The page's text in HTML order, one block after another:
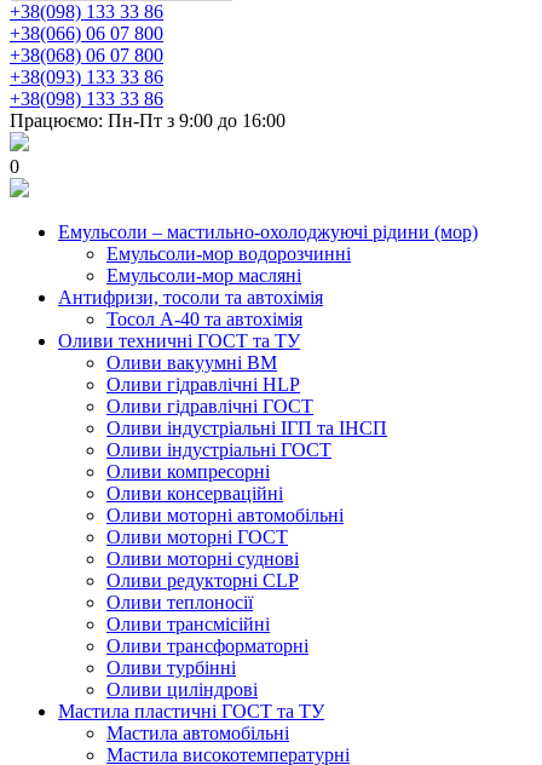
+38(098) 133 33 86
+38(066) 06 07 800
+38(068) 06 07 800
+38(093) 133 33 86
+38(098) 133 33 86
Працюємо: Пн-Пт з 9:00 до 16:00
0
Емульсоли – мастильно-охолоджуючі рідини (мор)
Емульсоли-мор водорозчинні
Емульсоли-мор масляні
Антифризи, тосоли та автохімія
Тосол А-40 та автохімія
Оливи техничні ГОСТ та ТУ
Оливи вакуумні ВМ
Оливи гідравлічні HLP
Оливи гідравлічні ГОСТ
Оливи індустріальні ІГП та ІНСП
Оливи індустріальні ГОСТ
Оливи компресорні
Оливи консерваційні
Оливи моторні автомобільні
Оливи моторні ГОСТ
Оливи моторні суднові
Оливи редукторні CLP
Оливи теплоносії
Оливи трансмісійні
Оливи трансформаторні
Оливи турбінні
Оливи циліндрові
Мастила пластичні ГОСТ та ТУ
Мастила автомобільні
Мастила високотемпературні